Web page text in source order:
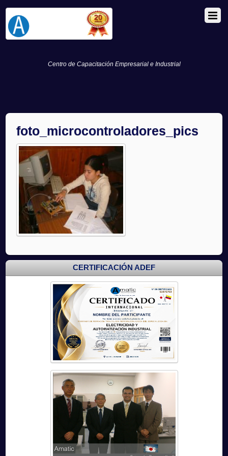
Centro de Capacitación Empresarial e Industrial
foto_microcontroladores_pics
CERTIFICACIÓN ADEF